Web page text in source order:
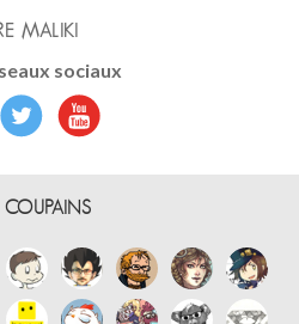
MALIKI
sociaux
COUPAINS